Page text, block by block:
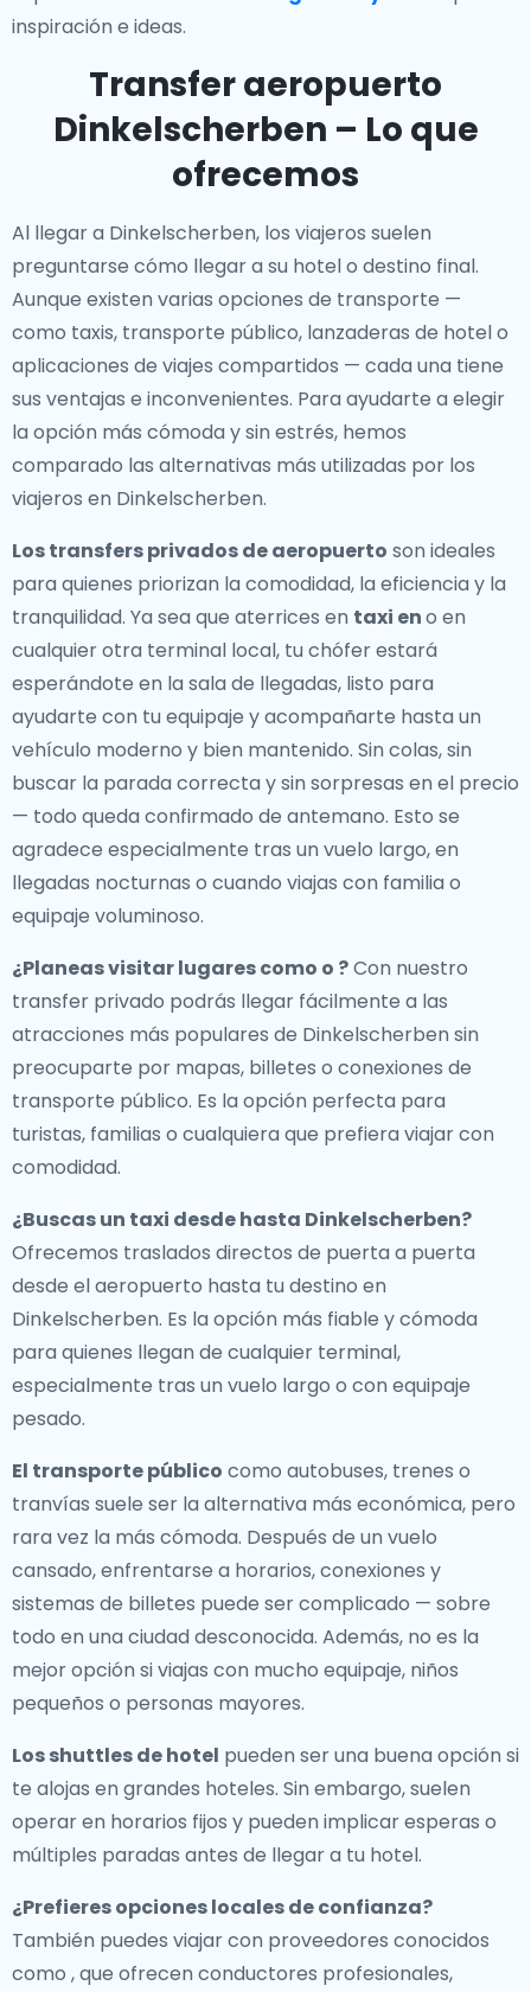
inspiración e ideas.
Transfer aeropuerto
Dinkelscherben – Lo que
ofrecemos
Al llegar a Dinkelscherben, los viajeros suelen
preguntarse cómo llegar a su hotel o destino final.
Aunque existen varias opciones de transporte —
como taxis, transporte público, lanzaderas de hotel o
aplicaciones de viajes compartidos — cada una tiene
sus ventajas e inconvenientes. Para ayudarte a elegir
la opción más cómoda y sin estrés, hemos
comparado las alternativas más utilizadas por los
viajeros en Dinkelscherben.
Los transfers privados de aeropuerto son ideales
para quienes priorizan la comodidad, la eficiencia y la
tranquilidad. Ya sea que aterrices en taxi eno en
cualquier otra terminal local, tu chófer estará
esperándote en la sala de llegadas, listo para
ayudarte con tu equipaje y acompañarte hasta un
vehículo moderno y bien mantenido. Sin colas, sin
buscar la parada correcta y sin sorpresas en el precio
— todo queda confirmado de antemano. Esto se
agradece especialmente tras un vuelo largo, en
llegadas nocturnas o cuando viajas con familia o
equipaje voluminoso.
¿Planeas visitar lugares como o ?Con nuestro
transfer privado podrás llegar fácilmente a las
atracciones más populares de Dinkelscherben sin
preocuparte por mapas, billetes o conexiones de
transporte público. Es la opción perfecta para
turistas, familias o cualquiera que prefiera viajar con
comodidad.
¿Buscas un taxi desde hasta Dinkelscherben?
Ofrecemos traslados directos de puerta a puerta
desde el aeropuerto hasta tu destino en
Dinkelscherben. Es la opción más fiable y cómoda
para quienes llegan de cualquier terminal,
especialmente tras un vuelo largo o con equipaje
pesado.
El transporte público como autobuses, trenes o
tranvías suele ser la alternativa más económica, pero
rara vez la más cómoda. Después de un vuelo
cansado, enfrentarse a horarios, conexiones y
sistemas de billetes puede ser complicado — sobre
todo en una ciudad desconocida. Además, no es la
mejor opción si viajas con mucho equipaje, niños
pequeños o personas mayores.
Los shuttles de hotel pueden ser una buena opción si
te alojas en grandes hoteles. Sin embargo, suelen
operar en horarios fijos y pueden implicar esperas o
múltiples paradas antes de llegar a tu hotel.
¿Prefieres opciones locales de confianza?
También puedes viajar con proveedores conocidos
como , que ofrecen conductores profesionales,